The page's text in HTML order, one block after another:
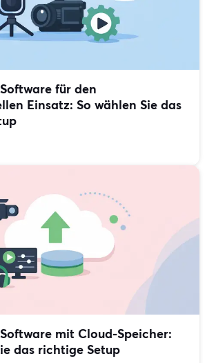
für den
Einsatz: So wählen Sie das
mit Cloud-Speicher:
das richtige Setup